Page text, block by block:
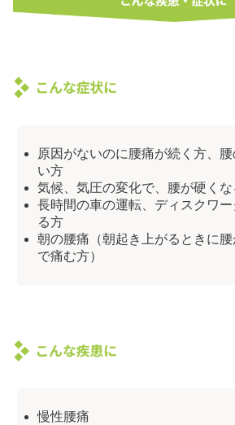
原因がないのに腰痛が続く方、
い方
気候、気圧の変化で、腰が硬く
長時間の車の運転、ディスクワ
る方
朝の腰痛（朝起き上がるときに
で痛む方）
慢性腰痛